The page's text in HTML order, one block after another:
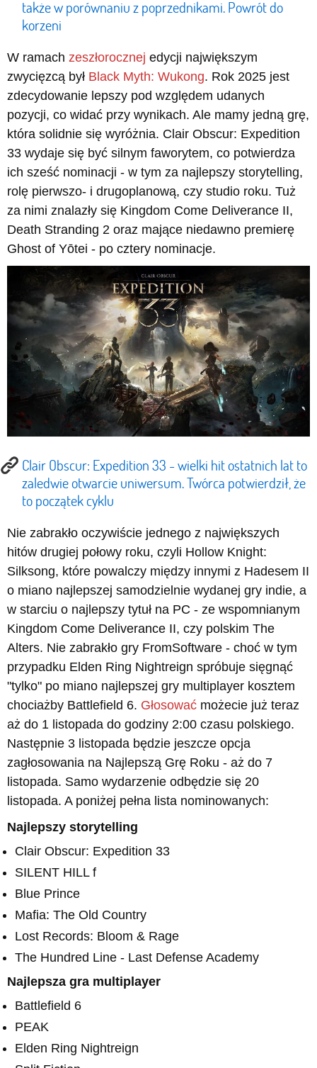
także w porównaniu z poprzednikami. Powrót do
korzeni
W ramach zeszłorocznej edycji największym
zwycięzcą był Black Myth: Wukong. Rok 2025 jest
zdecydowanie lepszy pod względem udanych
pozycji, co widać przy wynikach. Ale mamy jedną grę,
która solidnie się wyróżnia. Clair Obscur: Expedition
33 wydaje się być silnym faworytem, co potwierdza
ich sześć nominacji - w tym za najlepszy storytelling,
rolę pierwszo- i drugoplanową, czy studio roku. Tuż
za nimi znalazły się Kingdom Come Deliverance II,
Death Stranding 2 oraz mające niedawno premierę
Ghost of Yōtei - po cztery nominacje.
Clair Obscur: Expedition 33 - wielki hit ostatnich lat to
zaledwie otwarcie uniwersum. Twórca potwierdził, że
to początek cyklu
Nie zabrakło oczywiście jednego z największych
hitów drugiej połowy roku, czyli Hollow Knight:
Silksong, które powalczy między innymi z Hadesem II
o miano najlepszej samodzielnie wydanej gry indie, a
w starciu o najlepszy tytuł na PC - ze wspomnianym
Kingdom Come Deliverance II, czy polskim The
Alters. Nie zabrakło gry FromSoftware - choć w tym
przypadku Elden Ring Nightreign spróbuje sięgnąć
"tylko" po miano najlepszej gry multiplayer kosztem
chociażby Battlefield 6. Głosować możecie już teraz
aż do 1 listopada do godziny 2:00 czasu polskiego.
Następnie 3 listopada będzie jeszcze opcja
zagłosowania na Najlepszą Grę Roku - aż do 7
listopada. Samo wydarzenie odbędzie się 20
listopada. A poniżej pełna lista nominowanych:
Najlepszy storytelling
Clair Obscur: Expedition 33
SILENT HILL f
Blue Prince
Mafia: The Old Country
Lost Records: Bloom & Rage
The Hundred Line - Last Defense Academy
Najlepsza gra multiplayer
Battlefield 6
PEAK
Elden Ring Nightreign